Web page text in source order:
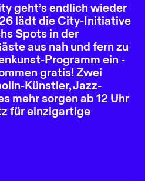
geht’s endlich wieder
lädt die City-Initiative
Spots in der
aus nah und fern zu
Programm ein -
gratis! Zwei
Künstler, Jazz-
mehr sorgen ab 12 Uhr
für einzigartige